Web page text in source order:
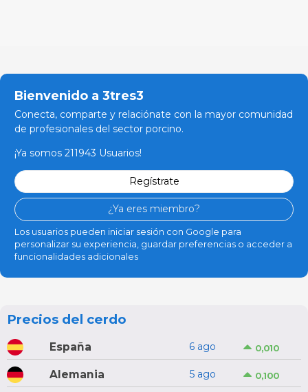
Bienvenido a 3tres3
Conecta, comparte y relaciónate con la mayor comunidad
de profesionales del sector porcino.
¡Ya somos 211943 Usuarios!
Regístrate
¿Ya eres miembro?
Los usuarios pueden iniciar sesión con Google para
personalizar su experiencia, guardar preferencias o acceder a
funcionalidades adicionales
Precios del cerdo
España 6 ago 0,010
Alemania 5 ago 0,100